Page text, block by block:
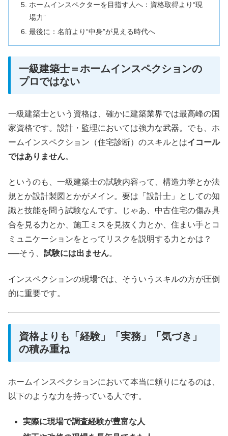
ホームインスペクターを目指す人へ：資格取得より“現
場力”
最後に：名前より“中身”が見える時代へ
一級建築士＝ホームインスペクションの
プロではない
一級建築士という資格は、確かに建築業界では最高峰の国
家資格です。設計・監理においては強力な武器。でも、ホ
ームインスペクション（住宅診断）のスキルとはイコール
ではありません。
というのも、一級建築士の試験内容って、構造力学とか法
規とか設計製図とかがメイン。要は「設計士」としての知
識と技能を問う試験なんです。じゃあ、中古住宅の傷み具
合を見る力とか、施工ミスを見抜く力とか、住まい手とコ
ミュニケーションをとってリスクを説明する力とかは？
──そう、 試験には出ません。
インスペクションの現場では、そういうスキルの方が圧倒
的に重要です。
資格よりも「経験」「実務」「気づき」
の積み重ね
ホームインスペクションにおいて本当に頼りになるのは、
以下のような力を持っている人です。
実際に現場で調査経験が豊富な人